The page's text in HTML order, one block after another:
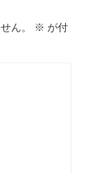
ん。 ※ が付